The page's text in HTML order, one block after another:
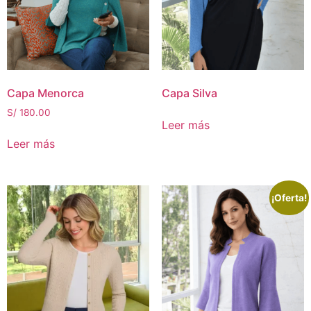
Capa Menorca
S/ 180.00
Leer más
Capa Silva
Leer más
¡Oferta!